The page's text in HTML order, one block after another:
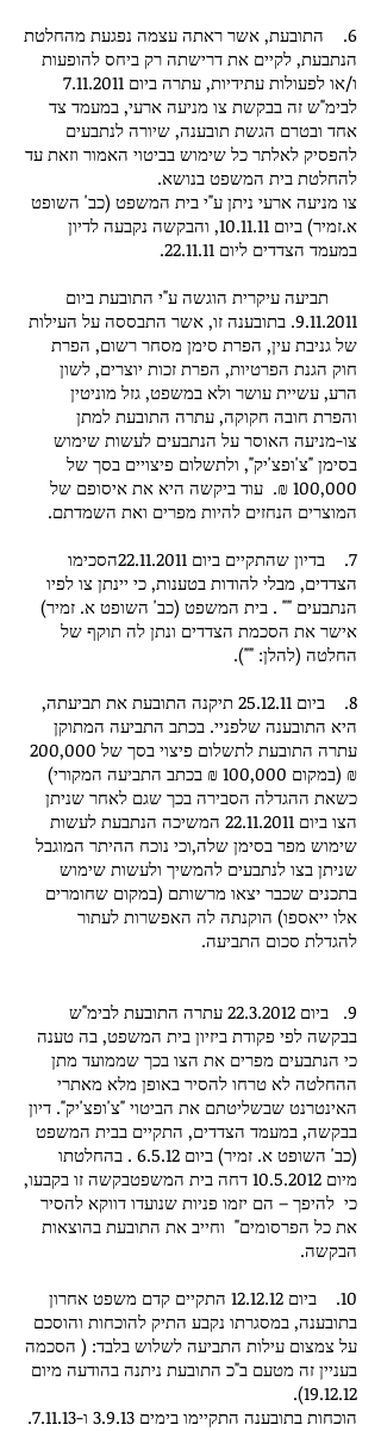
6. התובעת, אשר ראתה עצמה נפגעת מהחלטת
הנתבעת, לקיים את דרישתה רק ביחס להופעות
ו/או לפעולות עתידיות, עתרה ביום 7.11.2011
לבימ"ש זה בבקשת צו מניעה ארעי, במעמד צד
אחד ובטרם הגשת תובענה, שיורה לנתבעים
להפסיק לאלתר כל שימוש בביטוי האמור וזאת עד
להחלטת בית המשפט בנושא.
צו מניעה ארעי ניתן ע"י בית המשפט (כב' השופט
א.זמיר) ביום 10.11.11, והבקשה נקבעה לדיון
במעמד הצדדים ליום 22.11.11.
תביעה עיקרית הוגשה ע"י התובעת ביום
9.11.2011. בתובענה זו, אשר התבססה על העילות
של גניבת עין, הפרת סימן מסחר רשום, הפרת
חוק הגנת הפרטיות, הפרת זכות יוצרים, לשון
הרע, עשיית עושר ולא במשפט, גזל מוניטין
והפרת חובה חקוקה, עתרה התובעת למתן
צו-מניעה האוסר על הנתבעים לעשות שימוש
בסימן "צ'ופצ'יק", ולתשלום פיצויים בסך של
100,000 ₪. עוד ביקשה היא את איסופם של
המוצרים הנחזים להיות מפרים ואת השמדתם.
7. בדיון שהתקיים ביום
22.11.2011הסכימו
הצדדים, מבלי להודות בטענות, כי יינתן צו לפיו
הנתבעים "" . בית המשפט (כב' השופט א. זמיר)
אישר את הסכמת הצדדים ונתן לה תוקף של
החלטה (להלן: "").
8. ביום 25.12.11 תיקנה התובעת את תביעתה,
היא התובענה שלפניי. בכתב התביעה המתוקן
עתרה התובעת לתשלום פיצוי בסך של 200,000
₪ (במקום 100,000 ₪ בכתב התביעה המקורי)
כשאת ההגדלה הסבירה בכך שגם לאחר שניתן
הצו ביום 22.11.2011 המשיכה הנתבעת לעשות
שימוש מפר בסימן שלה,וכי נוכח ההיתר המוגבל
שניתן בצו לנתבעים להמשיך ולעשות שימוש
בתכנים שכבר יצאו מרשותם (במקום שחומרים
אלו ייאספו) הוקנתה לה האפשרות לעתור
להגדלת סכום התביעה.
9. ביום 22.3.2012 עתרה התובעת לבימ"ש
בבקשה לפי פקודת ביזיון בית המשפט, בה טענה
כי הנתבעים מפרים את הצו בכך שממועד מתן
ההחלטה לא טרחו להסיר באופן מלא מאתרי
האינטרנט שבשליטתם את הביטוי "צ'ופצ'יק". דיון
בבקשה, במעמד הצדדים, התקיים בבית המשפט
(כב' השופט א. זמיר) ביום 6.5.12 . בהחלטתו
מיום 10.5.2012 דחה בית המשפטבקשה זו בקבעו,
כי להיפך – הם יזמו פניות שנועדו דווקא להסיר
את כל הפרסומים" וחייב את התובעת בהוצאות
הבקשה.
10. ביום 12.12.12 התקיים קדם משפט אחרון
בתובענה, במסגרתו נקבע התיק להוכחות והוסכם
על צמצום עילות התביעה לשלוש בלבד: ( הסכמה
בעניין זה מטעם ב"כ התובעת ניתנה בהודעה מיום
19.12.12).
הוכחות בתובענה התקיימו בימים 3.9.13 ו-7.11.13.